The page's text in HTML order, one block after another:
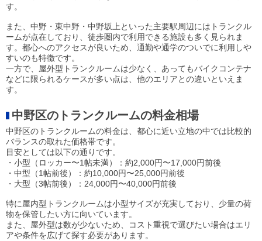
す。
また、中野・東中野・中野坂上といった主要駅周辺にはトランクル
ームが点在しており、徒歩圏内で利用できる施設も多く見られま
す。都心へのアクセスが良いため、通勤や通学のついでに利用しや
すいのも特徴です。
一方で、屋外型トランクルームは少なく、あってもバイクコンテナ
などに限られるケースが多い点は、他のエリアとの違いといえま
す。
中野区のトランクルームの料金相場
中野区のトランクルームの料金は、都心に近い立地の中では比較的
バランスの取れた価格帯です。
目安としては以下の通りです。
・小型（ロッカー〜1帖未満）：約2,000円〜17,000円前後
・中型（1帖前後）：約10,000円〜25,000円前後
・大型（3帖前後）：24,000円〜40,000円前後
特に屋内型トランクルームは小型サイズが充実しており、少量の荷
物を保管したい方に向いています。
また、屋外型は数が少ないため、コスト重視で選びたい場合はエリ
アや条件を広げて探す必要があります。